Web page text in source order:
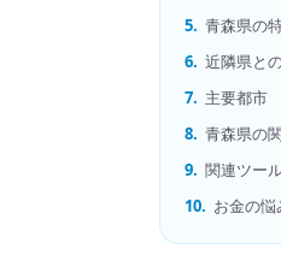
5. 青森県の
6. 近隣県と
7. 主要都市
8. 青森県の
9. 関連ツー
10. お金の悩